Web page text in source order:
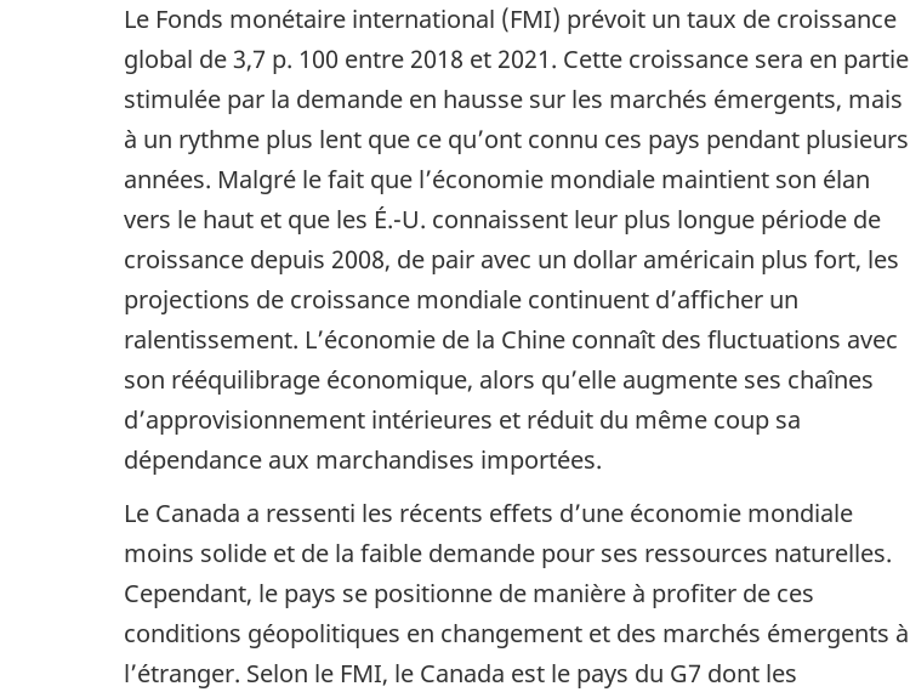
Le Fonds monétaire international (FMI) prévoit un taux de croissance
global de 3,7 p. 100 entre 2018 et 2021. Cette croissance sera en partie
stimulée par la demande en hausse sur les marchés émergents, mais
à un rythme plus lent que ce qu’ont connu ces pays pendant plusieurs
années. Malgré le fait que l’économie mondiale maintient son élan
vers le haut et que les É.-U. connaissent leur plus longue période de
croissance depuis 2008, de pair avec un dollar américain plus fort, les
projections de croissance mondiale continuent d’afficher un
ralentissement. L’économie de la Chine connaît des fluctuations avec
son rééquilibrage économique, alors qu’elle augmente ses chaînes
d’approvisionnement intérieures et réduit du même coup sa
dépendance aux marchandises importées.
Le Canada a ressenti les récents effets d’une économie mondiale
moins solide et de la faible demande pour ses ressources naturelles.
Cependant, le pays se positionne de manière à profiter de ces
conditions géopolitiques en changement et des marchés émergents à
l’étranger. Selon le FMI, le Canada est le pays du G7 dont les